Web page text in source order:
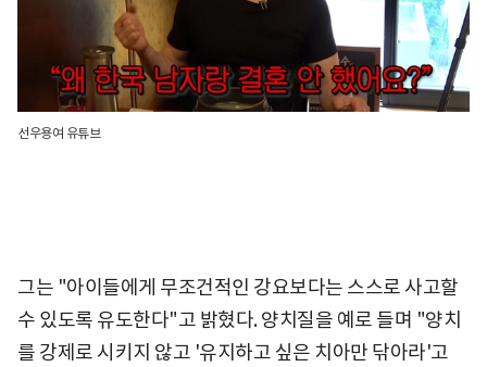
선우용여 유튜브
그는 "아이들에게 무조건적인 강요보다는 스스로 사고할
수 있도록 유도한다"고 밝혔다. 양치질을 예로 들며 "양치
를 강제로 시키지 않고 '유지하고 싶은 치아만 닦아라'고